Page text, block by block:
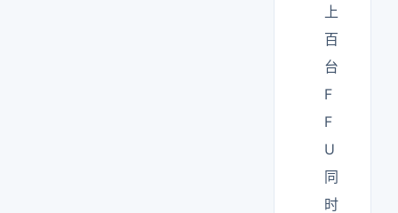
上
百
台
F
F
U
同
时